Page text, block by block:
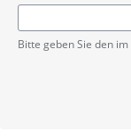
Pflichtangabe
Bitte geben Sie den